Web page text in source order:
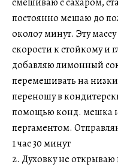
постоянно мешаю до
около7 минут. Эту
скорости к стойкому и
добавляю лимонный
перемешивать на
переношу в
помощью конд. мешка
пергаментом.
1 час 30 минут
2. Духовку не открываю